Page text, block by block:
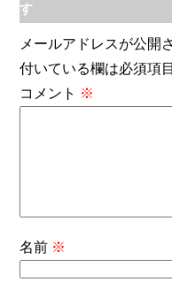
す
メールアドレスが公開
付いている欄は必須項
コメント ※
名前 ※